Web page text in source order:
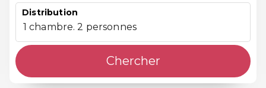
Distribution
1 chambre. 2 personnes
Chercher